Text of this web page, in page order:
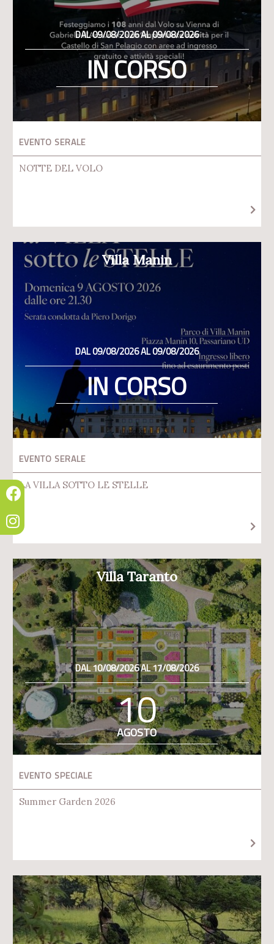
DAL 09/08/2026 AL 09/08/2026
IN CORSO
EVENTO SERALE
NOTTE DEL VOLO
Villa Manin
DAL 09/08/2026 AL 09/08/2026
IN CORSO
EVENTO SERALE
LA VILLA SOTTO LE STELLE
Villa Taranto
DAL 10/08/2026 AL 17/08/2026
10
AGOSTO
EVENTO SPECIALE
Summer Garden 2026